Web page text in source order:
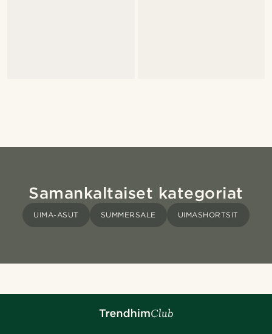
Samankaltaiset kategoriat
UIMA-ASUT SUMMERSALE UIMASHORTSIT